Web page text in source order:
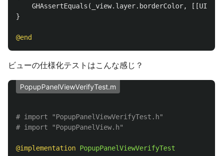
GHAssertEquals ( _view. layer. borderColor, [[
}
@end
ビューの仕様化テストはこんな感じ？
PopupPanelViewVerifyTest.m
# import "PopupPanelViewVerifyTest.h"
@implementation PopupPanelViewVerifyTest